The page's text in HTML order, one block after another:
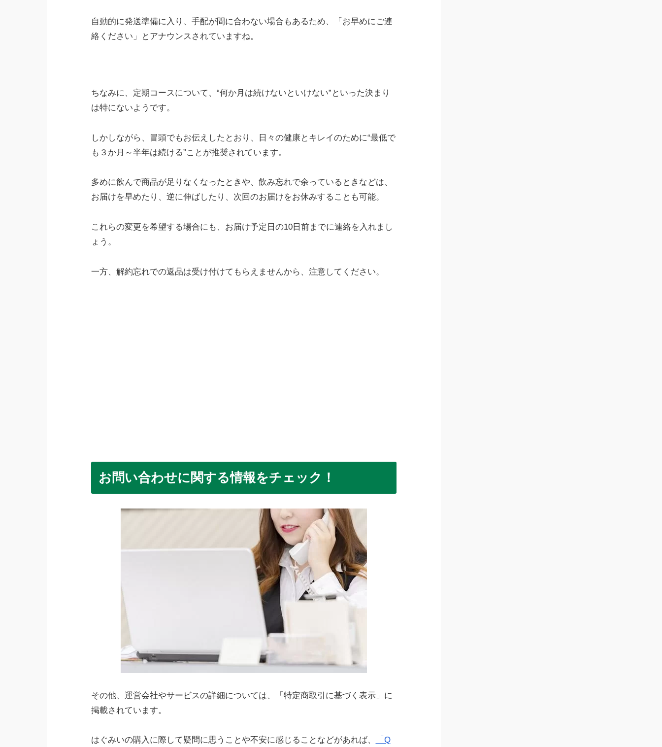
自動的に発送準備に入り、手配が間に合わない場合もあるため、「お早めにご連
絡ください」とアナウンスされていますね。
ちなみに、定期コースについて、“何か月は続けないといけない”といった決まり
は特にないようです。
しかしながら、冒頭でもお伝えしたとおり、日々の健康とキレイのために“最低で
も３か月～半年は続ける”ことが推奨されています。
多めに飲んで商品が足りなくなったときや、飲み忘れで余っているときなどは、
お届けを早めたり、逆に伸ばしたり、次回のお届けをお休みすることも可能。
これらの変更を希望する場合にも、お届け予定日の10日前までに連絡を入れまし
ょう。
一方、解約忘れでの返品は受け付けてもらえませんから、注意してください。
お問い合わせに関する情報をチェック！
その他、運営会社やサービスの詳細については、「特定商取引に基づく表示」に
掲載されています。
はぐみいの購入に際して疑問に思うことや不安に感じることなどがあれば、 「Q